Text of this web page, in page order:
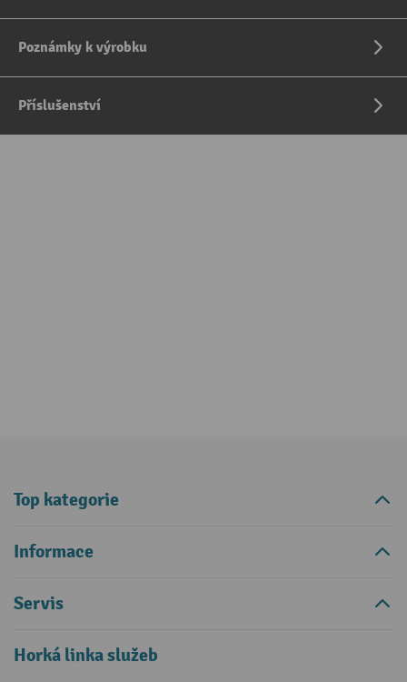
Poznámky k výrobku
Příslušenství
Top kategorie
Informace
Servis
Horká linka služeb